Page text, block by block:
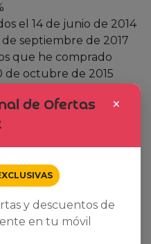
el 14 de junio de 2014
de septiembre de 2017
que he comprado
de octubre de 2015
de mayo de 2014
de julio de 2014
×
de Ofertas
y descuentos de
en tu móvil